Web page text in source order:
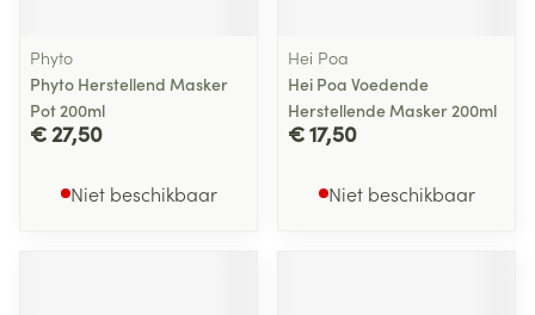
Phyto
Phyto Herstellend Masker
Pot 200ml
€ 27,50
Niet beschikbaar
Hei Poa
Hei Poa Voedende
Herstellende Masker 200ml
€ 17,50
Niet beschikbaar